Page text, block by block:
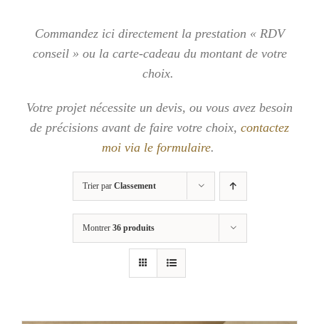
Commandez ici directement la prestation « RDV
conseil » ou la carte-cadeau du montant de votre
choix.
Votre projet nécessite un devis, ou vous avez besoin
de précisions avant de faire votre choix, contactez
moi via le formulaire.
Trier par Classement
Montrer 36 produits